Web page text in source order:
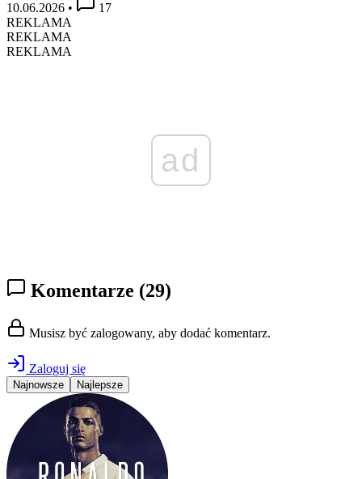
10.06.2026 •
17
REKLAMA
REKLAMA
REKLAMA
ad
Komentarze (29)
Musisz być zalogowany, aby dodać komentarz.
Zaloguj się
Najnowsze Najlepsze